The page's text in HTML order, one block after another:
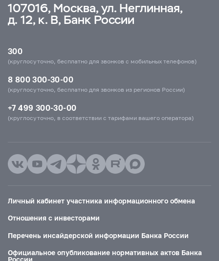
107016, Москва, ул. Неглинная,
д. 12, к. В, Банк России
300
(круглосуточно, бесплатно для звонков с мобильных телефонов)
8 800 300-30-00
(круглосуточно, бесплатно для звонков из регионов России)
+7 499 300-30-00
(круглосуточно, в соответствии с тарифами вашего оператора)
Личный кабинет участника информационного обмена
Отношения с инвесторами
Перечень инсайдерской информации Банка России
Официальное опубликование нормативных актов Банка